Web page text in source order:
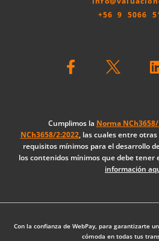
+56 9 5066
a
o
o
k
i
i
Cumplimos la Norma NCh3658/
NCh3658/2:2022, las cuales entre
requisitos mínimos para el desarrollo
los contenidos mínimos que debe tener
información
Con la confianza de WebPay, para garantizarte
cómoda en todas tus